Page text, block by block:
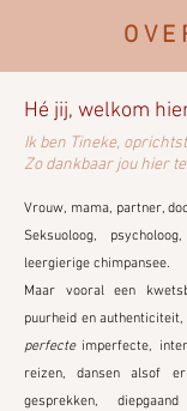
Hé jij, welkom
Ik ben Tineke,
Zo dankbaar jou hier
Vrouw, mama, partner,
Seksuoloog, p
leergierige chimpansee.
Maar vooral een
puurheid en
perfecteimperfecte,
reizen, dansen alsof
gesprekken,
O V